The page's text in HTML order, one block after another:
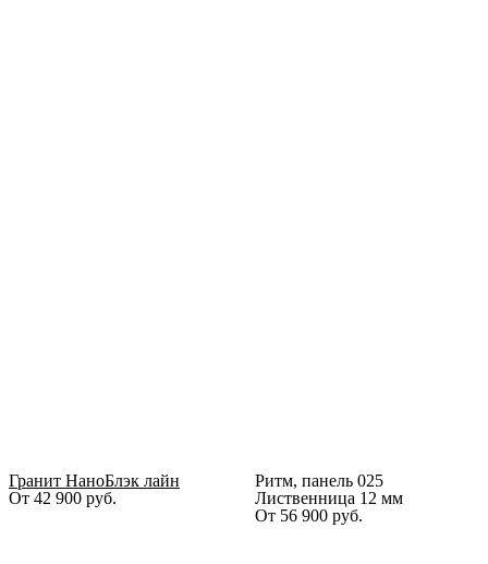
Гранит НаноБлэк лайн
От 42 900 руб.
Ритм, панель 025
Лиственница 12 мм
От 56 900 руб.